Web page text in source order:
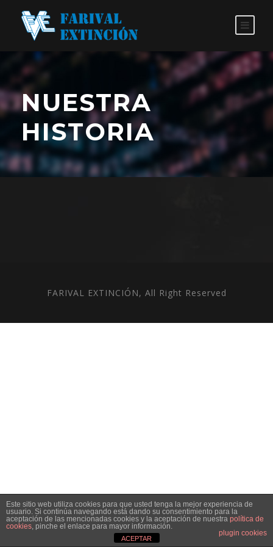
NUESTRA
HISTORIA
FARIVAL EXTINCIÓN, All Right Reserved
Este sitio web utiliza cookies para que usted tenga la mejor experiencia de
usuario. Si continúa navegando está dando su consentimiento para la
aceptación de las mencionadas cookies y la aceptación de nuestra política de
cookies, pinche el enlace para mayor información.
plugin cookies
ACEPTAR